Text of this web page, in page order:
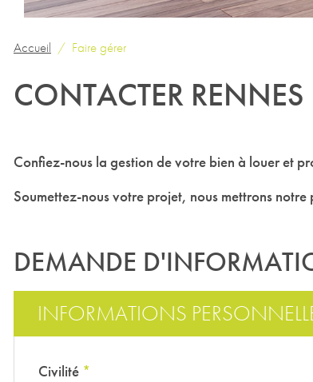
Accueil Faire gérer
CONTACTER
Confiez-nous la gestion de votre bien à louer et
Soumettez-nous votre projet, nous mettrons
DEMANDE
INFORMATIONS
Civilité *